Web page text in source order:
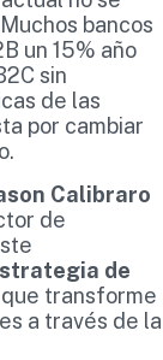
bancos
un 15% año
sin
de las
por cambiar
Calibraro
de
de
que transforme
a través de la